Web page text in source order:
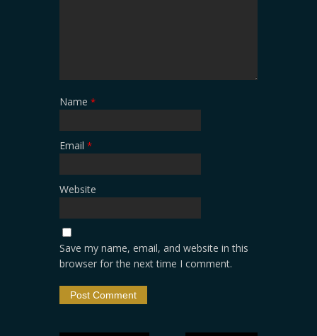
Name *
Email *
Website
Save my name, email, and website in this
browser for the next time I comment.